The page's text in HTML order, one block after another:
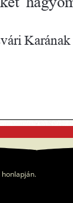
honlapján.